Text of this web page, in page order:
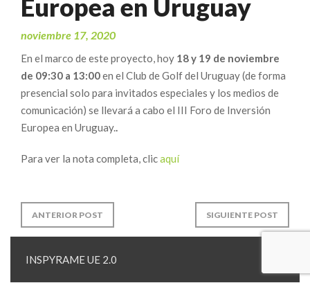
Europea en Uruguay
noviembre 17, 2020
En el marco de este proyecto, hoy 18 y 19 de noviembre
de 09:30 a 13:00en el Club de Golf del Uruguay (de forma
presencial solo para invitados especiales y los medios de
comunicación) se llevará a cabo el III Foro de Inversión
Europea en Uruguay..
Para ver la nota completa, clicaquí
ANTERIOR POST SIGUIENTE POST
INSPYRAME UE 2.0